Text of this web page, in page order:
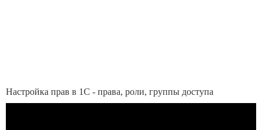
Настройка прав в 1С - права, роли, группы доступа